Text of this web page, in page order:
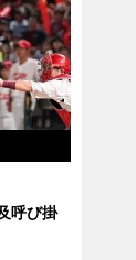
呼び掛